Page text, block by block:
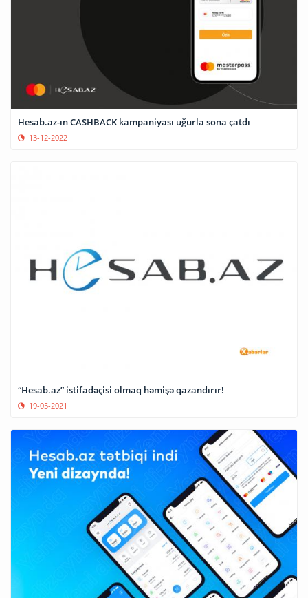
Hesab.az-ın CASHBACK kampaniyası uğurla sona çatdı
13-12-2022
“Hesab.az” istifadəçisi olmaq həmişə qazandırır!
19-05-2021